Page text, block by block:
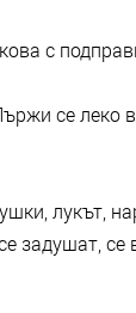
с
се леко
лукът,
задушат,